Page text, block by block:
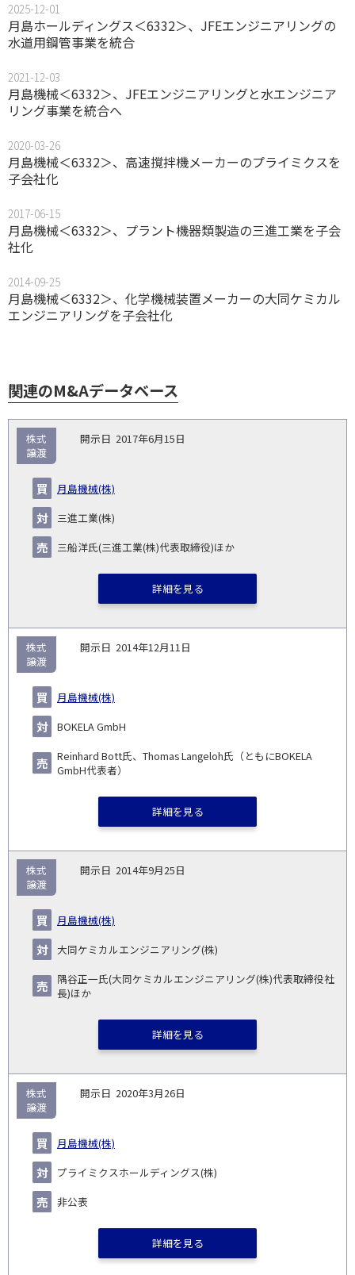
2025-12-01
月島ホールディングス＜6332＞、JFEエンジニアリングの
水道用鋼管事業を統合
2021-12-03
月島機械＜6332＞、JFEエンジニアリングと水エンジニア
リング事業を統合へ
2020-03-26
月島機械＜6332＞、高速撹拌機メーカーのプライミクスを
子会社化
2017-06-15
月島機械＜6332＞、プラント機器類製造の三進工業を子会
社化
2014-09-25
月島機械＜6332＞、化学機械装置メーカーの大同ケミカル
エンジニアリングを子会社化
関連のM&Aデータベース
示
い
企
業・
事業
2017年6月15日
月島機械(株)
三進工業(株)
三船洋氏(三進工業(株)代表取締役)ほか
株式
譲渡
詳細を見る
2014年12月11日
月島機械(株)
BOKELA GmbH
Reinhard Bott氏、Thomas Langeloh氏（ともにBOKELA
GmbH代表者）
株式
譲渡
詳細を見る
2014年9月25日
月島機械(株)
大同ケミカルエンジニアリング(株)
隅谷正一氏(大同ケミカルエンジニアリング(株)代表取締役社
長)ほか
株式
譲渡
詳細を見る
2020年3月26日
月島機械(株)
プライミクスホールディングス(株)
非公表
株式
譲渡
詳細を見る